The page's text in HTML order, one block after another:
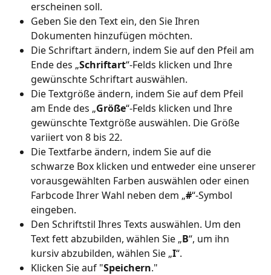
erscheinen soll.
Geben Sie den Text ein, den Sie Ihren
Dokumenten hinzufügen möchten.
Die Schriftart ändern, indem Sie auf den Pfeil am
Ende des „Schriftart“-Felds klicken und Ihre
gewünschte Schriftart auswählen.
Die Textgröße ändern, indem Sie auf dem Pfeil
am Ende des „Größe“-Felds klicken und Ihre
gewünschte Textgröße auswählen. Die Größe
variiert von 8 bis 22.
Die Textfarbe ändern, indem Sie auf die
schwarze Box klicken und entweder eine unserer
vorausgewählten Farben auswählen oder einen
Farbcode Ihrer Wahl neben dem „#“-Symbol
eingeben.
Den Schriftstil Ihres Texts auswählen. Um den
Text fett abzubilden, wählen Sie „B“, um ihn
kursiv abzubilden, wählen Sie „I“.
Klicken Sie auf "Speichern."